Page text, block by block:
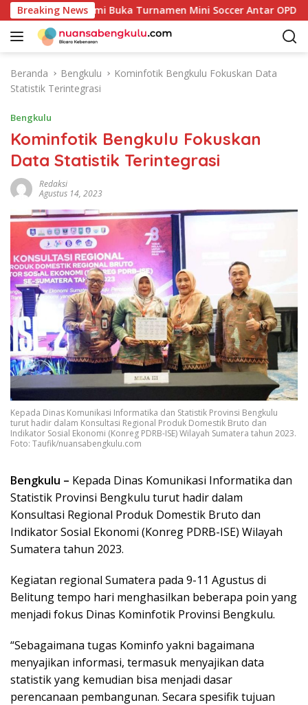
a
Breaking News
Kaur Resmi Buka Turnamen Mini Soccer Antar OPD
Beranda Bengkulu
Kominfotik Bengkulu Fokuskan Data
Statistik Terintegrasi
Bengkulu
Kominfotik Bengkulu Fokuskan
Data Statistik Terintegrasi
Redaksi
Agustus 14, 2023
Kepada Dinas Komunikasi Informatika dan Statistik Provinsi Bengkulu
turut hadir dalam Konsultasi Regional Produk Domestik Bruto dan
Indikator Sosial Ekonomi (Konreg PDRB-ISE) Wilayah Sumatera tahun 2023.
Foto: Taufik/nuansabengkulu.com
Bengkulu – Kepada Dinas Komunikasi Informatika dan
Statistik Provinsi Bengkulu turut hadir dalam
Konsultasi Regional Produk Domestik Bruto dan
Indikator Sosial Ekonomi (Konreg PDRB-ISE) Wilayah
Sumatera tahun 2023.
Kegiatan regional Sumatera pada 9-11 Agustus di
Belitung tempo hari menghasilkan beberapa poin yang
menjadi fokus Dinas Kominfotik Provinsi Bengkulu.
“Sebagaimana tugas Kominfo yakni bagaimana
menyajikan informasi, termasuk menyajikan data
statistik yang kemudian bisa menjadi dasar
perencanaan pembangunan. Secara spesifik tujuan